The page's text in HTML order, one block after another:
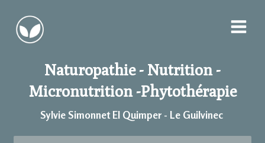
Naturopathie - Nutrition -
Micronutrition -Phytothérapie
Sylvie Simonnet EI Quimper - Le Guilvinec